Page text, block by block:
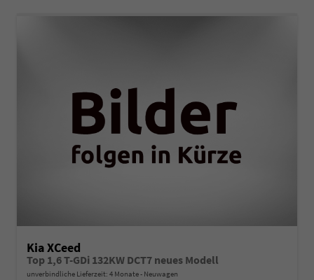
Kia XCeed
Top 1,6 T-GDi 132KW DCT7 neues Modell
unverbindliche Lieferzeit: 4 Monate Neuwagen